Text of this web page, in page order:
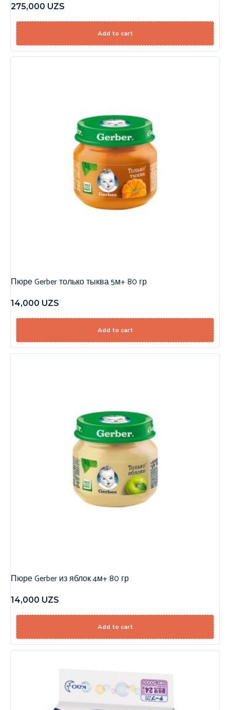
275,000 UZS
Add to cart
Пюре Gerber только тыква 5м+ 80 гр
14,000 UZS
Add to cart
Пюре Gerber из яблок 4м+ 80 гр
14,000 UZS
Add to cart